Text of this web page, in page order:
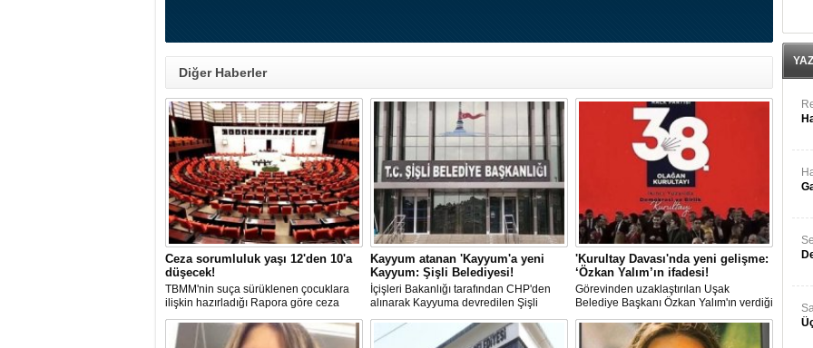
Diğer Haberler
Ceza sorumluluk yaşı 12'den 10'a
düşecek!
TBMM'nin suça sürüklenen çocuklara
ilişkin hazırladığı Rapora göre ceza
sorumluluğu yaşının; 12'den 10'a
düşürülmesi planlanıyor.
Kayyum atanan 'Kayyum'a yeni
Kayyum: Şişli Belediyesi!
İçişleri Bakanlığı tarafından CHP'den
alınarak Kayyuma devredilen Şişli
Belediyesinde bir hafta içinde 2. kez
Kayyum değişti.
'Kurultay Davası'nda yeni gelişme:
‘Özkan Yalım’ın ifadesi!
Görevinden uzaklaştırılan Uşak
Belediye Başkanı Özkan Yalım'ın verdiği
son ek ifade 'Kurultay' davası dosyasına